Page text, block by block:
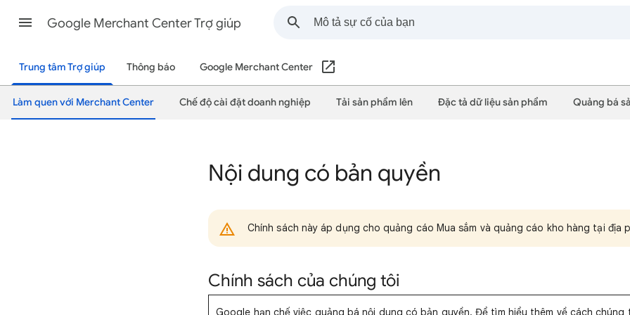
Google Merchant Center Trợ giúp
Trung tâm Trợ giúp Thông báo Google Merchant Center
Làm quen với Merchant Center Chế độ cài đặt doanh nghiệp Tải sản phẩm lên Đặc tả dữ liệu sản phẩm Quảng bá
Nội dung có bản quyền
Chính sách này áp dụng cho quảng cáo Mua sắm và quảng cáo kho hàng tại địa
Chính sách của chúng tôi
Google hạn chế việc quảng bá nội dung có bản quyền. Để tìm hiểu thêm về cách chúng